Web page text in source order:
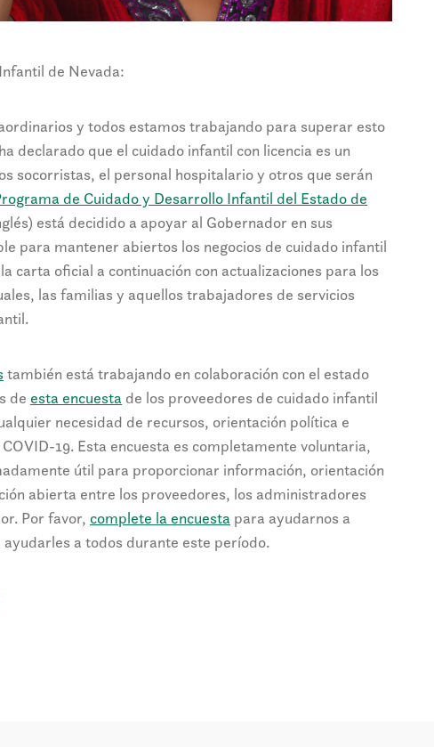
de Nevada:
y todos estamos trabajando para superar esto
declarado que el cuidado infantil con licencia es un
socorristas, el personal hospitalario y otros que serán
de Cuidado y Desarrollo Infantil del Estado de
está decidido a apoyar al Gobernador en sus
para mantener abiertos los negocios de cuidado infantil
carta oficial a continuación con actualizaciones para los
las familias y aquellos trabajadores de servicios
también está trabajando en colaboración con el estado
de esta encuesta de los proveedores de cuidado infantil
necesidad de recursos, orientación política e
19. Esta encuesta es completamente voluntaria,
útil para proporcionar información, orientación
abierta entre los proveedores, los administradores
Por favor, complete la encuesta para ayudarnos a
a todos durante este período.